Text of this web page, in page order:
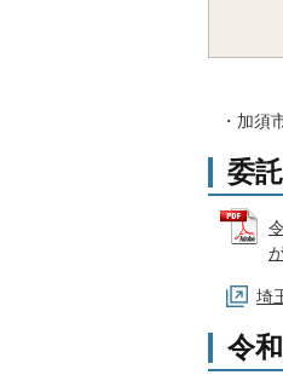
・加須
委
埼
令